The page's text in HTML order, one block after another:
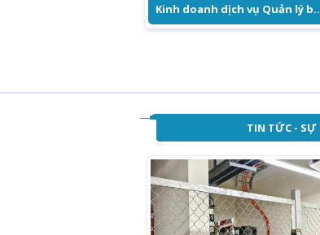
Kinh doanh dịch
TIN TỨC - SỰ